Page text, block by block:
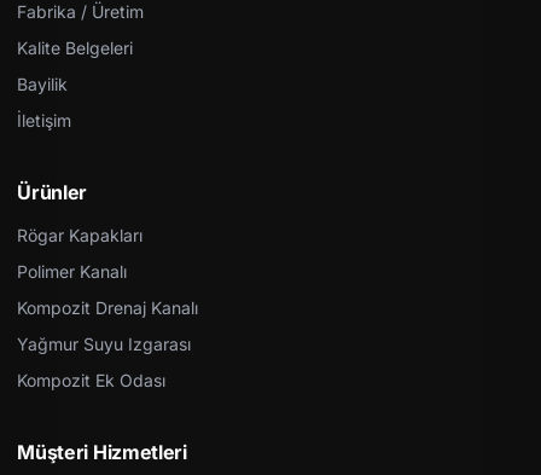
Fabrika / Üretim
Kalite Belgeleri
Bayilik
İletişim
Ürünler
Rögar Kapakları
Polimer Kanalı
Kompozit Drenaj Kanalı
Yağmur Suyu Izgarası
Kompozit Ek Odası
Müşteri Hizmetleri